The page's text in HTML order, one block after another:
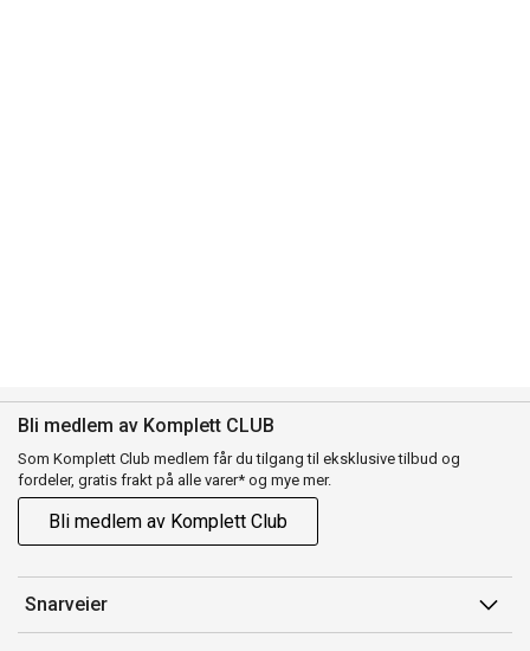
Bli medlem av Komplett CLUB
Som Komplett Club medlem får du tilgang til eksklusive tilbud og
fordeler, gratis frakt på alle varer* og mye mer.
Bli medlem av Komplett Club
Snarveier